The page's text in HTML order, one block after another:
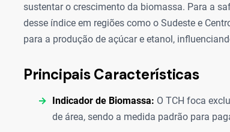
sustentar o crescimento da biomassa. Para a
desse índice em regiões como o Sudeste e
para a produção de açúcar e etanol,
Principais Características
Indicador de Biomassa: O TCH foca
de área, sendo a medida padrão para